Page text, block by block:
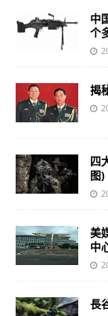
中
个
揭
四
图)
美
中
長